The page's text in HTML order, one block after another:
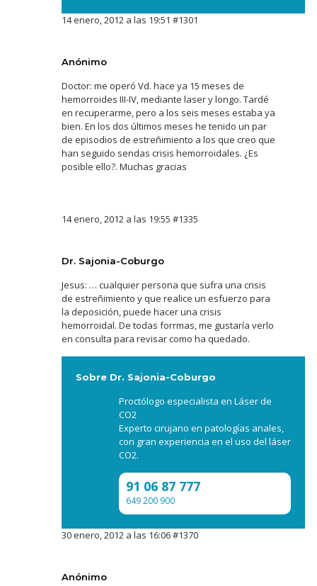
14 enero, 2012 a las 19:51 #1301
Anónimo
Doctor: me operó Vd. hace ya 15 meses de
hemorroides III-IV, mediante laser y longo. Tardé
en recuperarme, pero a los seis meses estaba ya
bien. En los dos últimos meses he tenido un par
de episodios de estreñimiento a los que creo que
han seguido sendas crisis hemorroidales. ¿Es
posible ello?. Muchas gracias
14 enero, 2012 a las 19:55 #1335
Dr. Sajonia-Coburgo
Jesus: … cualquier persona que sufra una crisis
de estreñimiento y que realice un esfuerzo para
la deposición, puede hacer una crisis
hemorroidal. De todas forrmas, me gustaría verlo
en consulta para revisar como ha quedado.
Sobre Dr. Sajonia-Coburgo
Proctólogo especialista en Láser de
CO2
Experto cirujano en patologías anales,
con gran experiencia en el uso del láser
CO2.
91 06 87 777
649 200 900
30 enero, 2012 a las 16:06#1370
Anónimo